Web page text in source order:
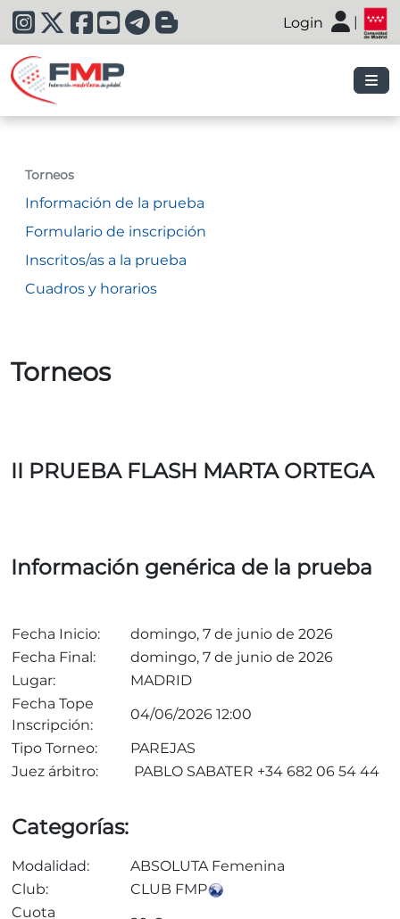
|
Login |
Torneos
Información de la prueba
Formulario de inscripción
Inscritos/as a la prueba
Cuadros y horarios
Torneos
II PRUEBA FLASH MARTA ORTEGA
Información genérica de la prueba
Fecha Inicio:
domingo, 7 de junio de 2026
Fecha Final:
domingo, 7 de junio de 2026
Lugar:
MADRID
Fecha Tope
Inscripción:
04/06/2026 12:00
Tipo Torneo:
PAREJAS
Juez árbitro:
PABLO SABATER +34 682 06 54 44
Categorías:
Modalidad:
ABSOLUTA Femenina
Club:
CLUB FMP
Cuota